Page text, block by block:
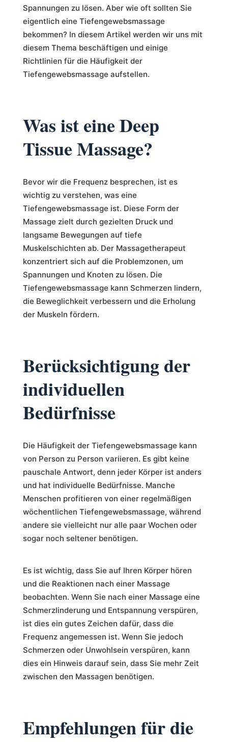
Spannungen zu lösen. Aber wie oft sollten Sie
eigentlich eine Tiefengewebsmassage
bekommen? In diesem Artikel werden wir uns mit
diesem Thema beschäftigen und einige
Richtlinien für die Häufigkeit der
Tiefengewebsmassage aufstellen.
Was ist eine Deep
Tissue Massage?
Bevor wir die Frequenz besprechen, ist es
wichtig zu verstehen, was eine
Tiefengewebsmassage ist. Diese Form der
Massage zielt durch gezielten Druck und
langsame Bewegungen auf tiefe
Muskelschichten ab. Der Massagetherapeut
konzentriert sich auf die Problemzonen, um
Spannungen und Knoten zu lösen. Die
Tiefengewebsmassage kann Schmerzen lindern,
die Beweglichkeit verbessern und die Erholung
der Muskeln fördern.
Berücksichtigung der
individuellen
Bedürfnisse
Die Häufigkeit der Tiefengewebsmassage kann
von Person zu Person variieren. Es gibt keine
pauschale Antwort, denn jeder Körper ist anders
und hat individuelle Bedürfnisse. Manche
Menschen profitieren von einer regelmäßigen
wöchentlichen Tiefengewebsmassage, während
andere sie vielleicht nur alle paar Wochen oder
sogar noch seltener benötigen.
Es ist wichtig, dass Sie auf Ihren Körper hören
und die Reaktionen nach einer Massage
beobachten. Wenn Sie nach einer Massage eine
Schmerzlinderung und Entspannung verspüren,
ist dies ein gutes Zeichen dafür, dass die
Frequenz angemessen ist. Wenn Sie jedoch
Schmerzen oder Unwohlsein verspüren, kann
dies ein Hinweis darauf sein, dass Sie mehr Zeit
zwischen den Massagen benötigen.
Empfehlungen für die